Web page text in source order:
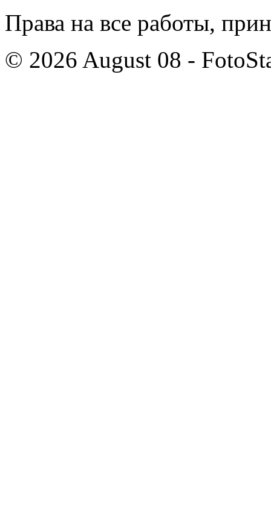
Права на все работы,
© 2026 August 08 -